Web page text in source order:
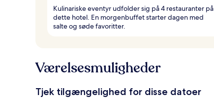
Kulinariske eventyr udfolder sig på 4 restauranter på
dette hotel. En morgenbuffet starter dagen med
salte og søde favoritter.
Værelsesmuligheder
Tjek tilgængelighed for disse datoer